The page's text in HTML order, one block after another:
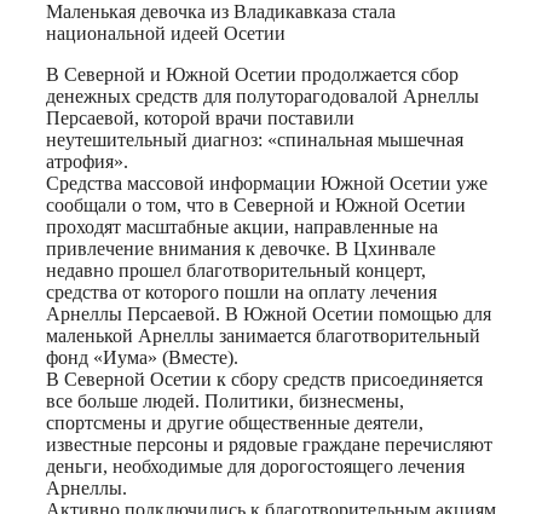
Маленькая девочка из Владикавказа стала
национальной идеей Осетии
В Северной и Южной Осетии продолжается сбор
денежных средств для полуторагодовалой Арнеллы
Персаевой, которой врачи поставили
неутешительный диагноз: «спинальная мышечная
атрофия».
Средства массовой информации Южной Осетии уже
сообщали о том, что в Северной и Южной Осетии
проходят масштабные акции, направленные на
привлечение внимания к девочке. В Цхинвале
недавно прошел благотворительный концерт,
средства от которого пошли на оплату лечения
Арнеллы Персаевой. В Южной Осетии помощью для
маленькой Арнеллы занимается благотворительный
фонд «Иума» (Вместе).
В Северной Осетии к сбору средств присоединяется
все больше людей. Политики, бизнесмены,
спортсмены и другие общественные деятели,
известные персоны и рядовые граждане перечисляют
деньги, необходимые для дорогостоящего лечения
Арнеллы.
Активно подключились к благотворительным акциям